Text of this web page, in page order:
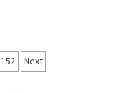
152 Next